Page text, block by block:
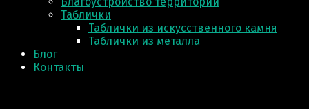
Таблички
Таблички из искусственного камня
Таблички из металла
Блог
Контакты